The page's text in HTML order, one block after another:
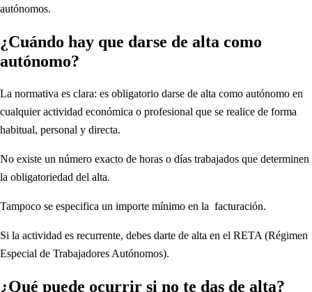
autónomos.
¿Cuándo hay que darse de alta como
autónomo?
La normativa es clara: es obligatorio darse de alta como autónomo en
cualquier actividad económica o profesional que se realice de forma
habitual, personal y directa.
No existe un número exacto de horas o días trabajados que determinen
la obligatoriedad del alta.
Tampoco se especifica un importe mínimo en la facturación.
Si la actividad es recurrente, debes darte de alta en el RETA (Régimen
Especial de Trabajadores Autónomos).
¿Qué puede ocurrir si no te das de alta?